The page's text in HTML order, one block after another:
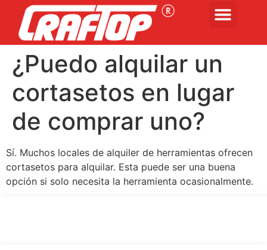
¿Puedo alquilar un
cortasetos en lugar
de comprar uno?
Sí. Muchos locales de alquiler de herramientas ofrecen
cortasetos para alquilar. Esta puede ser una buena
opción si solo necesita la herramienta ocasionalmente.